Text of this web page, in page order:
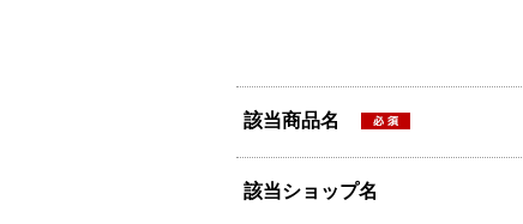
該当商品名
該当ショップ名